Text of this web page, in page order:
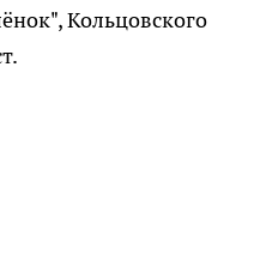
Кольцовского